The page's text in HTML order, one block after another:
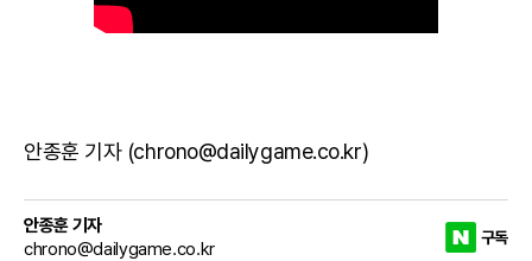
안종훈 기자 (chrono@dailygame.co.kr)
안종훈 기자
chrono@dailygame.co.kr
구독